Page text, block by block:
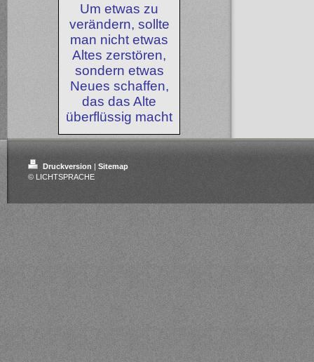
Um etwas zu
verändern, sollte
man nicht etwas
Altes zerstören,
sondern etwas
Neues schaffen,
das das Alte
überflüssig macht
Druckversion
Sitemap
© LICHTSPRACHE